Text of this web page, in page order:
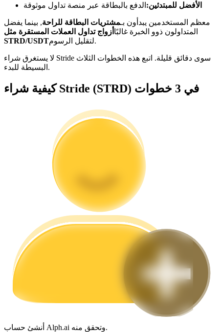
كن متداول نسخ
تحليل البيانات الضخمة بما في ذلك المعلومات التجارية، وما
دليل المبتدئين للعقود الآجلة
الأفضل للمبتدئين: الدفع بالبطاقة عبر منصة تداول موثوقة
معظم المستخدمين يبدأون بـمشتريات البطاقة للراحة, بينما يفضل
المتداولون ذوو الخبرة غالبًا أزواج تداول العملات المستقرة مثل
STRD/USDT
لتقليل الرسوم.
لا يستغرق شراء Stride سوى دقائق قليلة. اتبع هذه الخطوات الثلاث
البسيطة للبدء.
كيفية شراء Stride (STRD) في 3 خطوات
أنشئ حساب Alph.ai وتحقق منه.